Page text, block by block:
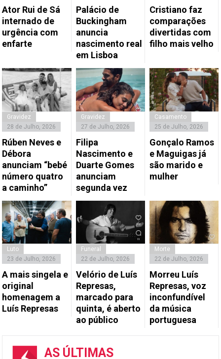
Ator Rui de Sá
internado de
urgência com
enfarte
Palácio de
Buckingham
anuncia
nascimento real
em Lisboa
Cristiano faz
comparações
divertidas com
filho mais velho
Gravidez
28 de Julho, 2026
Rúben Neves e
Débora
anunciam “bebé
número quatro
a caminho”
Gravidez
27 de Julho, 2026
Filipa
Nascimento e
Duarte Gomes
anunciam
segunda vez
Casamento
25 de Julho, 2026
Gonçalo Ramos
e Maguigas já
são marido e
mulher
Luto
23 de Julho, 2026
A mais singela e
original
homenagem a
Luís Represas
Funeral
22 de Julho, 2026
Velório de Luís
Represas,
marcado para
quinta, é aberto
ao público
Morte
22 de Julho, 2026
Morreu Luís
Represas, voz
inconfundível
da música
portuguesa
AS ÚLTIMAS